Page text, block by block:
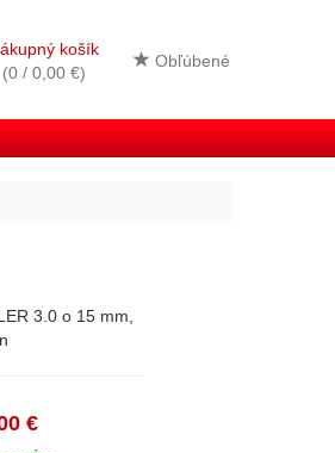
košík
(0 / 0,00 €)
Obľúbené
3.0 o 15 mm,
€